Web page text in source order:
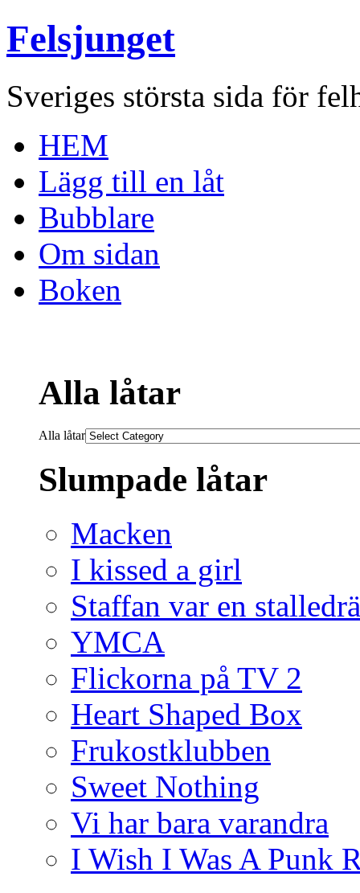
Felsjunget
Sveriges största sida för
HEM
Lägg till en låt
Bubblare
Om sidan
Boken
Alla låtar
Alla låtar
Slumpade låtar
Macken
I kissed a girl
Staffan var en
YMCA
Flickorna på TV 2
Heart Shaped Box
Frukostklubben
Sweet Nothing
Vi har bara varandra
I Wish I Was A Punk